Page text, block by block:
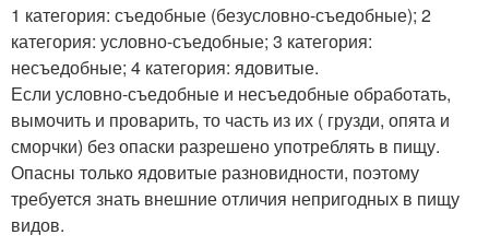
1 категория: съедобные (безусловно-съедобные); 2
категория: условно-съедобные; 3 категория:
несъедобные; 4 категория: ядовитые.
Если условно-съедобные и несъедобные обработать,
вымочить и проварить, то часть из их ( грузди, опята и
сморчки) без опаски разрешено употреблять в пищу.
Опасны только ядовитые разновидности, поэтому
требуется знать внешние отличия непригодных в пищу
видов.